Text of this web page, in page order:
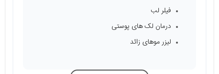
فیلر لب
درمان لک های پوستی
لیزر موهای زائد